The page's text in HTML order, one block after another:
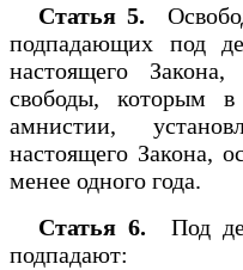
Статья 5.
подпадающих под
настоящего
свободы, которым
амнистии,
настоящего Закона,
менее одного года.
Статья 6. Под
подпадают: